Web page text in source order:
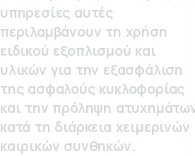
υπηρεσίες αυτές
περιλαμβάνουν τη χρήση
ειδικού εξοπλισμού και
υλικών για την εξασφάλιση
της ασφαλούς κυκλοφορίας
και την πρόληψη
κατά τη διάρκεια χειμερινών
καιρικών συνθηκών.